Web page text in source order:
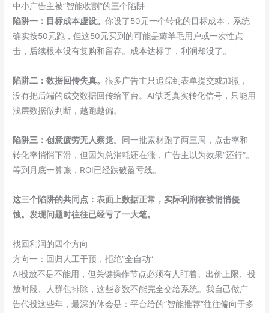
中小广告主被”智能收割”的三个陷阱
陷阱一：目标成本虚设。你设了50元一个转化的目标成本，系统
确实按50元跑，但这50元买到的可能是薅羊毛用户或一次性点
击，后续根本没有复购和留存。成本达标了，利润却没了。
陷阱二：数据回传失真。很多广告主只追踪到表单提交或加微，
没有把后端的成交数据回传给平台。AI缺乏真实转化信号，只能用
浅层数据做判断，越跑越偏。
陷阱三：创意疲劳无人察觉。
同一批素材跑了两三周，点击率和
转化率悄悄下滑，但因为总消耗还在涨，广告主以为效果”还行”。
等到月底一算账，ROI已经跌破盈亏线。
这三个陷阱的共同点：表面上数据正常，实际利润在被悄悄侵
蚀。发现问题时往往已经亏了一大笔。
找回利润的四个方向
方向一：回归人工干预，拒绝”全自动”
AI投放不是不能用，但关键操作节点必须有人盯着。出价上限、投
放时段、人群包排除，这些参数不能完全交给系统。我自己做广
告代投这些年，最深的体会是：平台给的”智能推荐”往往偏向于多